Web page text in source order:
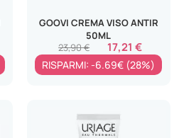
GOOVI CREMA VISO ANTIR
50ML
17,21 €
23,90 €
RISPARMI: -6.69€ (28%)